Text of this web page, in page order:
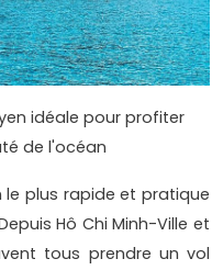
idéale pour profiter
de l'océan
le plus rapide et pratique
Hô Chi Minh-Ville et
tous prendre un vol